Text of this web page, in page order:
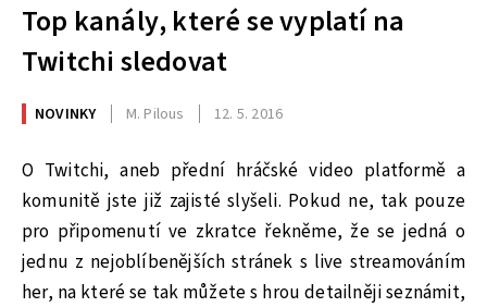
Top kanály, které se vyplatí na
Twitchi sledovat
NOVINKY M. Pilous 12. 5. 2016
O Twitchi, aneb přední hráčské video platformě a
komunitě jste již zajisté slyšeli. Pokud ne, tak pouze
pro připomenutí ve zkratce řekněme, že se jedná o
jednu z nejoblíbenějších stránek s live streamováním
her, na které se tak můžete s hrou detailněji seznámit,